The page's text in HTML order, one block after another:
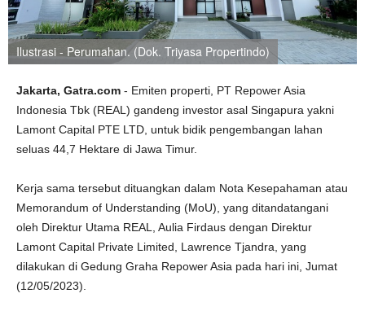
Ilustrasi - Perumahan. (Dok. Triyasa Propertindo)
Jakarta, Gatra.com - Emiten properti, PT Repower Asia
Indonesia Tbk (REAL) gandeng investor asal Singapura yakni
Lamont Capital PTE LTD, untuk bidik pengembangan lahan
seluas 44,7 Hektare di Jawa Timur.
Kerja sama tersebut dituangkan dalam Nota Kesepahaman atau
Memorandum of Understanding (MoU), yang ditandatangani
oleh Direktur Utama REAL, Aulia Firdaus dengan Direktur
Lamont Capital Private Limited, Lawrence Tjandra, yang
dilakukan di Gedung Graha Repower Asia pada hari ini, Jumat
(12/05/2023).